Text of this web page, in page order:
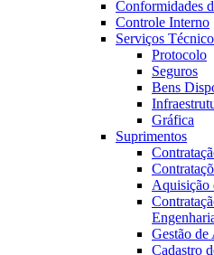
Conformidades
Controle Interno
Serviços
Protocolo
Seguros
Bens
Gráfica
Suprimentos
Aquisição
Gestão
Cadastro